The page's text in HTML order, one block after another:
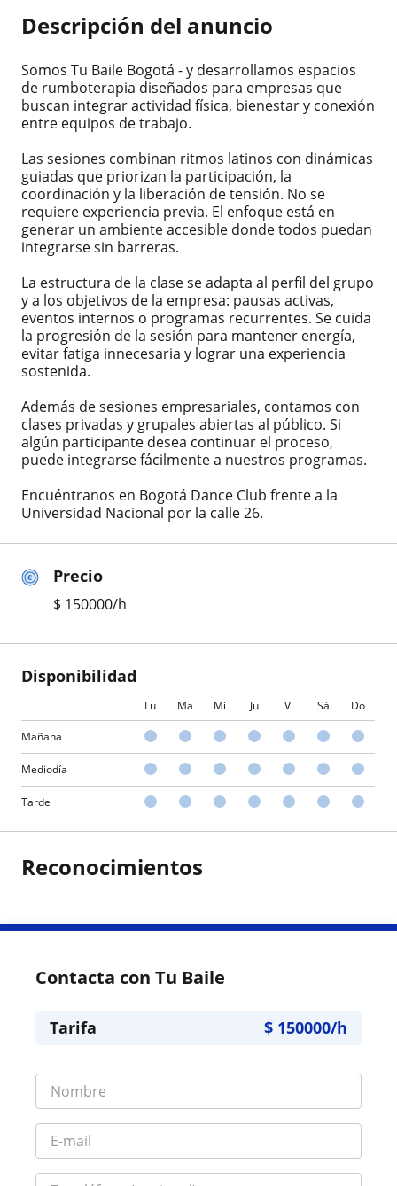
Precio
$ 150000/h
Disponibilidad
Lu Ma Mi Ju Vi Sá Do
Mañana
Mediodía
Tarde
Descripción del anuncio
Somos Tu Baile Bogotá - y desarrollamos espacios
de rumboterapia diseñados para empresas que
buscan integrar actividad física, bienestar y conexión
entre equipos de trabajo.
Las sesiones combinan ritmos latinos con dinámicas
guiadas que priorizan la participación, la
coordinación y la liberación de tensión. No se
requiere experiencia previa. El enfoque está en
generar un ambiente accesible donde todos puedan
integrarse sin barreras.
La estructura de la clase se adapta al perfil del grupo
y a los objetivos de la empresa: pausas activas,
eventos internos o programas recurrentes. Se cuida
la progresión de la sesión para mantener energía,
evitar fatiga innecesaria y lograr una experiencia
sostenida.
Además de sesiones empresariales, contamos con
clases privadas y grupales abiertas al público. Si
algún participante desea continuar el proceso,
puede integrarse fácilmente a nuestros programas.
Encuéntranos en Bogotá Dance Club frente a la
Universidad Nacional por la calle 26.
Reconocimientos
Contacta con Tu Baile
Tarifa $ 150000/h